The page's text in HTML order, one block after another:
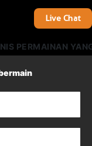
Live Chat
YANG